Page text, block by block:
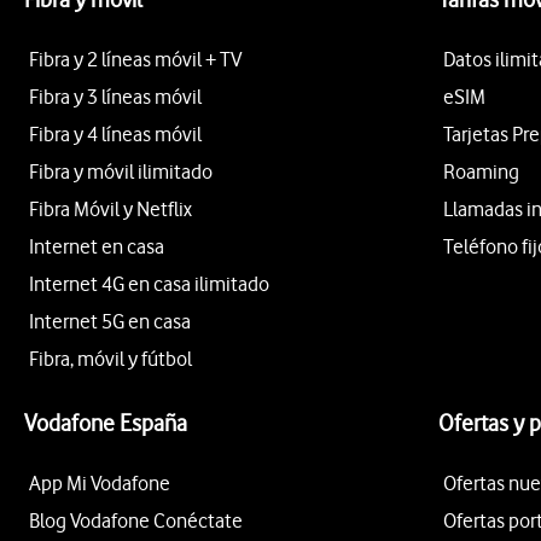
Fibra y 2 líneas móvil + TV
Fibra y 3 líneas móvil
Fibra y 4 líneas móvil
Fibra y móvil ilimitado
Fibra Móvil y Netflix
Internet en casa
Internet 4G en casa ilimitado
Internet 5G en casa
Fibra, móvil y fútbol
Datos
eSIM
Tarjetas
Roaming
Llamadas
Teléfono
Vodafone España
App Mi Vodafone
Blog Vodafone Conéctate
Ofertas y
Ofertas
Ofertas